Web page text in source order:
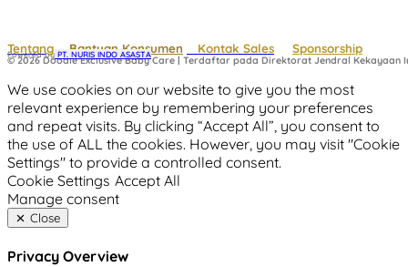
Tentang Bantuan Konsumen Kontak Sales Sponsorship
© 2026 Doodle Exclusive Baby Care | Terdaftar pada Direktorat Jendral Kekayaan
Powered by PT. NURIS INDO ASASTA
We use cookies on our website to give you the most
relevant experience by remembering your preferences
and repeat visits. By clicking “Accept All”, you consent to
the use of ALL the cookies. However, you may visit "Cookie
Settings" to provide a controlled consent.
Cookie Settings Accept All
Manage consent
Close
Privacy Overview